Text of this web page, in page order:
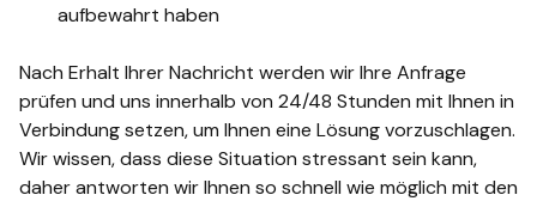
aufbewahrt haben
Nach Erhalt Ihrer Nachricht werden wir Ihre Anfrage
prüfen und uns innerhalb von 24/48 Stunden mit Ihnen in
Verbindung setzen, um Ihnen eine Lösung vorzuschlagen.
Wir wissen, dass diese Situation stressant sein kann,
daher antworten wir Ihnen so schnell wie möglich mit den